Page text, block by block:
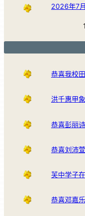
2026年7
1
恭喜我校
洪千惠甲
恭喜彭丽
恭喜刘沛
芙中学子
恭喜邓嘉